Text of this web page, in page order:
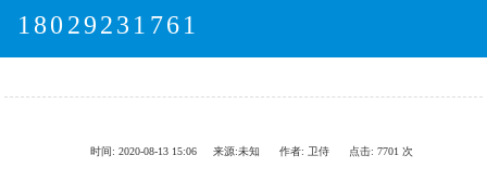
18029231761
时间: 2020-08-13 15:06 来源:未知 作者: 卫侍 点击: 7701 次